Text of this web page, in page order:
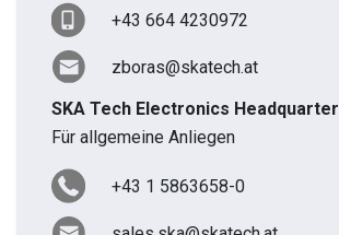
+43 664 4230972
zboras@skatech.at
SKA Tech Electronics Headquarter
Für allgemeine Anliegen
+43 1 5863658-0